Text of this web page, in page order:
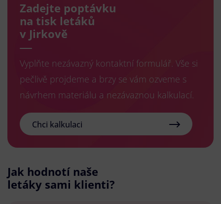
Zadejte poptávku
na tisk letáků
v Jirkově
Vyplňte nezávazný kontaktní formulář. Vše si
pečlivě projdeme a brzy se vám ozveme s
návrhem materiálu a nezávaznou kalkulací.
Chci kalkulaci
Jak hodnotí naše
letáky sami klienti?